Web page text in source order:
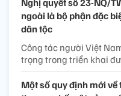
Nghị quyết số 23-NQ/
ngoài là bộ phận đặc
dân tộc
Công tác người Việt
trọng trong triển khai
Một số quy định mới